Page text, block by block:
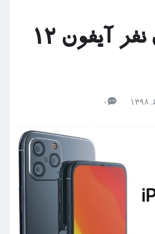
۱۰۰ میلیون نفر آیفون ۱۲
0